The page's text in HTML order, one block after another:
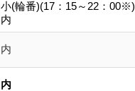
小(輪番)(17：15～22：00※)
内
内
内